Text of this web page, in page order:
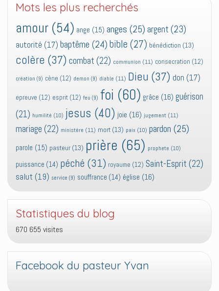
Mots les plus recherchés
amour (54) ange (15) anges (25) argent (23)
autorité (17) baptême (24) bible (27) bénédiction (13)
colère (37) combat (22) communion (11) consecration (12)
création (9) cène (12) demon (9) diable (11) Dieu (37) don (17)
epreuve (12) esprit (12) feu (9) foi (60) grâce (16) guérison
(21) humilité (10) jesus (40) joie (16) jugement (11)
mariage (22) ministère (11) mort (13) paix (10) pardon (25)
parole (15) pasteur (13) prière (65) prophete (10)
puissance (14) péché (31) royaume (12) Saint-Esprit (22)
salut (19) service (9) souffrance (14) église (16)
Statistiques du blog
670 655 visites
Facebook du pasteur Yvan